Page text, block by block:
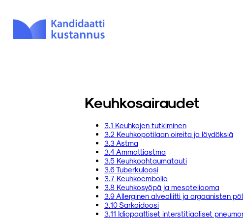
Keuhkosairaudet
3.1 Keuhkojen tutkiminen
3.2 Keuhkopotilaan oireita ja löydöksiä
3.3 Astma
3.4 Ammattiastma
3.5 Keuhkoahtaumatauti
3.6 Tuberkuloosi
3.7 Keuhkoembolia
3.8 Keuhkosyöpä ja mesoteliooma
3.9 Allerginen alveoliitti ja orgaanisten
3.10 Sarkoidoosi
3.11 Idiopaattiset interstitiaaliset